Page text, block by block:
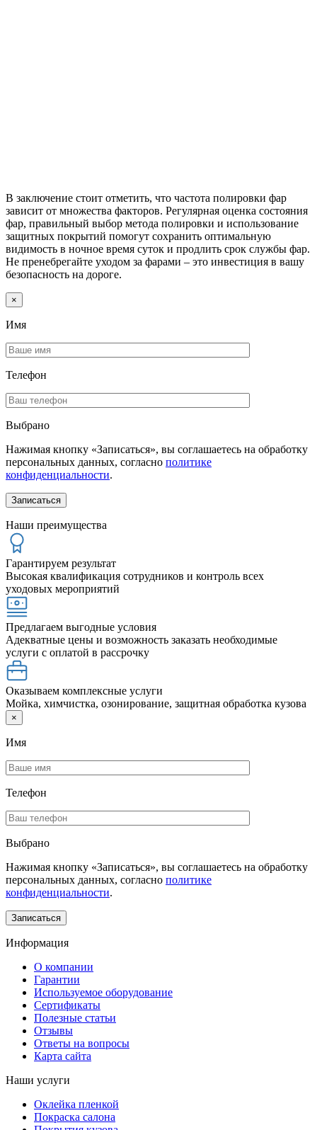
В заключение стоит отметить, что частота полировки фар
зависит от множества факторов. Регулярная оценка состояния
фар, правильный выбор метода полировки и использование
защитных покрытий помогут сохранить оптимальную
видимость в ночное время суток и продлить срок службы фар.
Не пренебрегайте уходом за фарами – это инвестиция в вашу
безопасность на дороге.
×
Имя
Телефон
Выбрано
Нажимая кнопку «Записаться», вы соглашаетесь на обработку
персональных данных, согласно политике
конфиденциальности.
Наши преимущества
Гарантируем результат
Высокая квалификация сотрудников и контроль всех
уходовых мероприятий
Предлагаем выгодные условия
Адекватные цены и возможность заказать необходимые
услуги с оплатой в рассрочку
Оказываем комплексные услуги
Мойка, химчистка, озонирование, защитная обработка кузова
×
Имя
Телефон
Выбрано
Нажимая кнопку «Записаться», вы соглашаетесь на обработку
персональных данных, согласно политике
конфиденциальности.
Информация
О компании
Гарантии
Используемое оборудование
Сертификаты
Полезные статьи
Отзывы
Ответы на вопросы
Карта сайта
Наши услуги
Оклейка пленкой
Покраска салона